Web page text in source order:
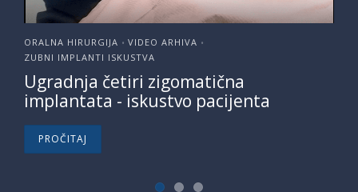
ORALNA HIRURGIJA • VIDEO ARHIVA •
ZUBNI IMPLANTI ISKUSTVA
Ugradnja četiri zigomatična
implantata - iskustvo pacijenta
PROČITAJ